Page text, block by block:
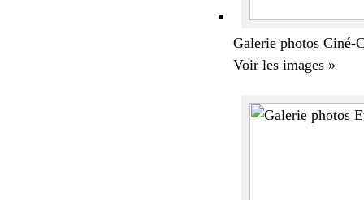
Galerie photos Ciné-
Voir les images »